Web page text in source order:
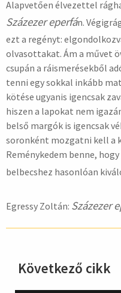
Alapvetően élvezettel
Százezer eperfán.
ezt a regényt:
olvasottakat. Ám a művet
csupán a ráismerésekből
tenni egy sokkal inkább
kötése ugyanis igencsak
hiszen a lapokat nem
belső margók is igencsak
soronként mozgatni kell a
Reménykedem benne,
belbecshez hasonlóan
Egressy Zoltán: Százezer
Következő cikk